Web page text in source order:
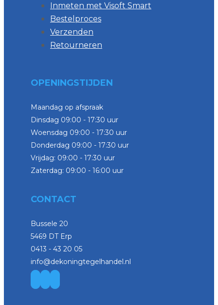
Inmeten met Visoft Smart
Bestelproces
Verzenden
Retourneren
OPENINGSTIJDEN
Maandag op afspraak
Dinsdag 09:00 - 17:30 uur
Woensdag 09:00 - 17:30 uur
Donderdag 09:00 - 17:30 uur
Vrijdag: 09:00 - 17:30 uur
Zaterdag: 09:00 - 16:00 uur
CONTACT
Bussele 20
5469 DT Erp
0413 - 43 20 05
info@dekoningtegelhandel.nl